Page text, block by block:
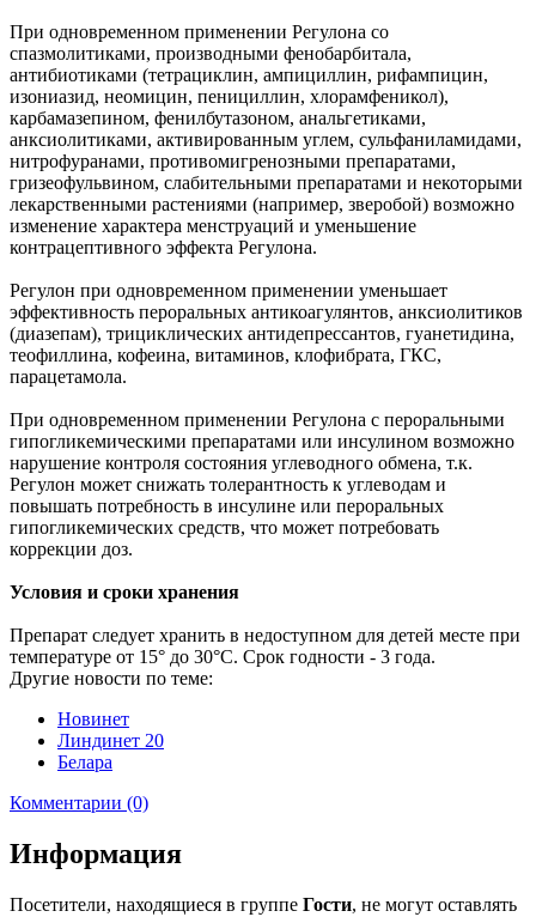
При одновременном применении Регулона со
спазмолитиками, производными фенобарбитала,
антибиотиками (тетрациклин, ампициллин, рифампицин,
изониазид, неомицин, пенициллин, хлорамфеникол),
карбамазепином, фенилбутазоном, анальгетиками,
анксиолитиками, активированным углем, сульфаниламидами,
нитрофуранами, противомигренозными препаратами,
гризеофульвином, слабительными препаратами и некоторыми
лекарственными растениями (например, зверобой) возможно
изменение характера менструаций и уменьшение
контрацептивного эффекта Регулона.
Регулон при одновременном применении уменьшает
эффективность пероральных антикоагулянтов, анксиолитиков
(диазепам), трициклических антидепрессантов, гуанетидина,
теофиллина, кофеина, витаминов, клофибрата, ГКС,
парацетамола.
При одновременном применении Регулона с пероральными
гипогликемическими препаратами или инсулином возможно
нарушение контроля состояния углеводного обмена, т.к.
Регулон может снижать толерантность к углеводам и
повышать потребность в инсулине или пероральных
гипогликемических средств, что может потребовать
коррекции доз.
Условия и сроки хранения
Препарат следует хранить в недоступном для детей месте при
температуре от 15° до 30°С. Срок годности - 3 года.
Другие новости по теме:
Новинет
Линдинет 20
Белара
Комментарии (0)
Информация
Посетители, находящиеся в группе Гости, не могут оставлять